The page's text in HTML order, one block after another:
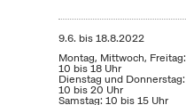
9.6. bis18.8.2022
Montag, Mittwoch, Freitag:
10 bis 18 Uhr
Dienstag und Donnerstag:
10 bis 20 Uhr
Samstag: 10 bis 15 Uhr